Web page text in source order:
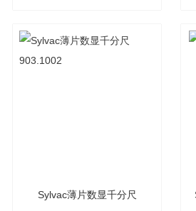
Sylvac薄片数显千分尺